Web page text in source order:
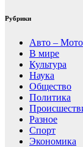
Рубрики
Авто – Мото
В мире
Культура
Наука
Общество
Политика
Разное
Спорт
Экономика